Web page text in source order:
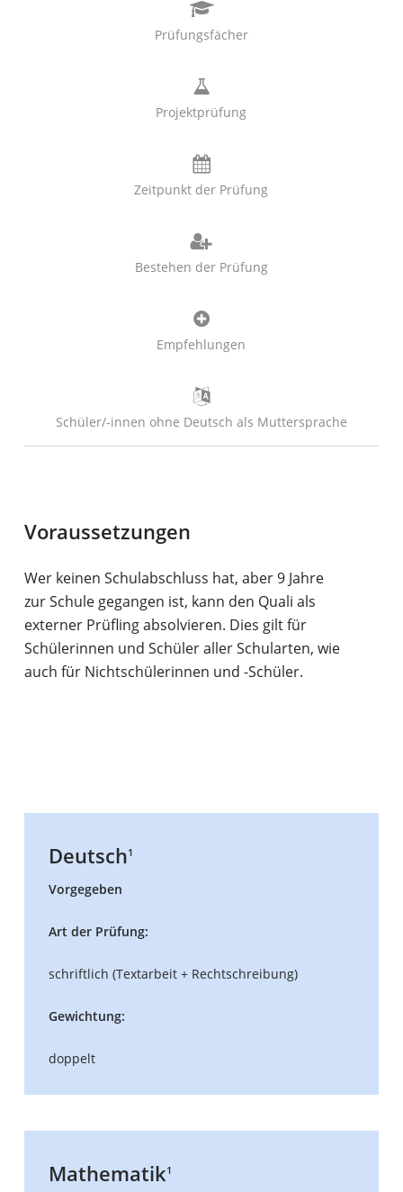
Prüfungsfächer
Projektprüfung
Zeitpunkt der Prüfung
Bestehen der Prüfung
Empfehlungen
Schüler/-innen ohne Deutsch als Muttersprache
Voraussetzungen
Wer keinen Schulabschluss hat, aber 9 Jahre
zur Schule gegangen ist, kann den Quali als
externer Prüfling absolvieren. Dies gilt für
Schülerinnen und Schüler aller Schularten, wie
auch für Nichtschülerinnen und -Schüler.
Deutsch1
Vorgegeben
Art der Prüfung:
schriftlich (Textarbeit + Rechtschreibung)
Gewichtung:
doppelt
Mathematik1